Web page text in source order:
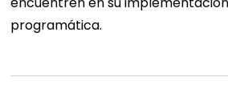
programática.